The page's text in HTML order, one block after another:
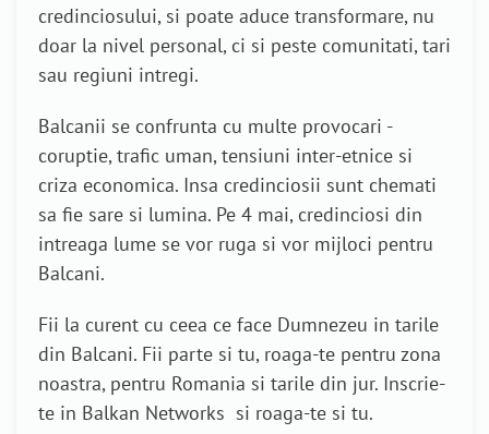
credinciosului, si poate aduce transformare, nu
doar la nivel personal, ci si peste comunitati, tari
sau regiuni intregi.
Balcanii se confrunta cu multe provocari -
coruptie, trafic uman, tensiuni inter-etnice si
criza economica. Insa credinciosii sunt chemati
sa fie sare si lumina. Pe 4 mai, credinciosi din
intreaga lume se vor ruga si vor mijloci pentru
Balcani.
Fii la curent cu ceea ce face Dumnezeu in tarile
din Balcani. Fii parte si tu, roaga-te pentru zona
noastra, pentru Romania si tarile din jur. Inscrie-
te in Balkan Networks si roaga-te si tu.